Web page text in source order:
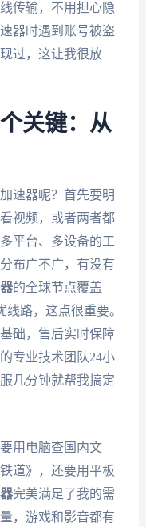
传输，不用担心隐
器时遇到账号被盗
过，这让我很放
关键：从
速器呢？首先要明
视频，或者两者都
平台、多设备的工
布广不广，有没有
的全球节点覆盖
路，这点很重要。
础，售后实时保障
专业技术团队24小
几分钟就帮我搞定
用电脑查国内文
道》，还要用平板
完美满足了我的需
，游戏和影音都有